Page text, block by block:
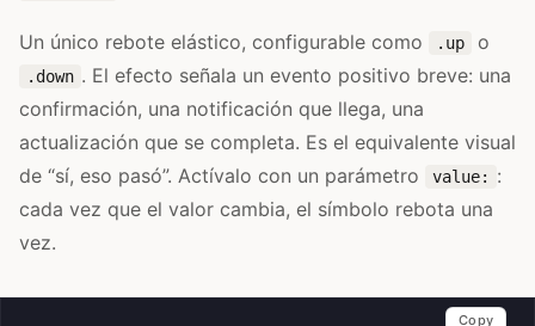
Un único rebote elástico, configurable como .up o
.down . El efecto señala un evento positivo breve: una
confirmación, una notificación que llega, una
actualización que se completa. Es el equivalente visual
de “sí, eso pasó”. Actívalo con un parámetro
value:
:
cada vez que el valor cambia, el símbolo rebota una
vez.
Copy